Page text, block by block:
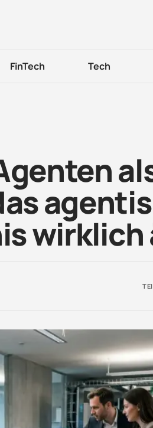
FinTech Tech
wirklich